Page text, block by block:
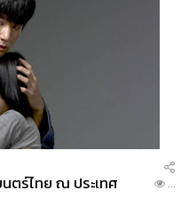
ตร์ไทย ณ ประเทศ
...